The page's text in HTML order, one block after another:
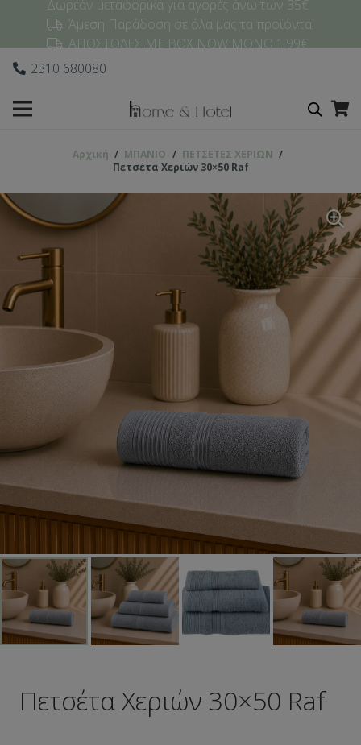
Δωρεάν μεταφορικά για αγορές άνω των 35€
Άμεση Παράδοση σε όλα μας τα προϊόντα!
ΑΠΟΣΤΟΛΕΣ ΜΕ BOX NOW ΜΟΝΟ 1,99€
2310 680080
Αρχική / ΜΠΑΝΙΟ / ΠΕΤΣΕΤΕΣ ΧΕΡΙΩΝ /
Πετσέτα Χεριών 30×50 Raf
Πετσέτα Χεριών 30×50 Raf